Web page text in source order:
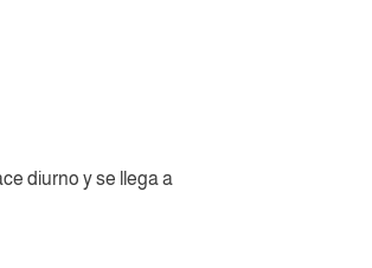
diurno y se llega a